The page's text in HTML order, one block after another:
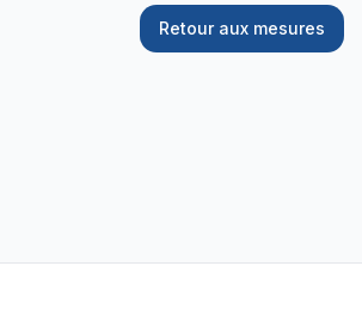
Retour aux mesures